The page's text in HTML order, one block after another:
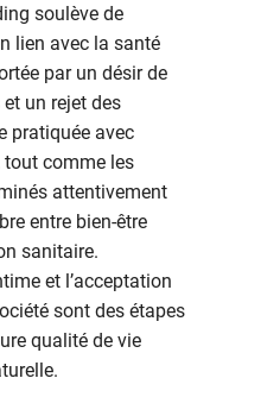
soulève de
lien avec la santé
par un désir de
un rejet des
pratiquée avec
tout comme les
attentivement
entre bien-être
sanitaire.
et l’acceptation
sont des étapes
qualité de vie